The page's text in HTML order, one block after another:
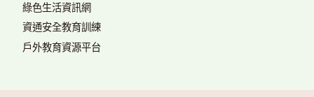
綠色生活資訊網
資通安全教育訓練
戶外教育資源平台